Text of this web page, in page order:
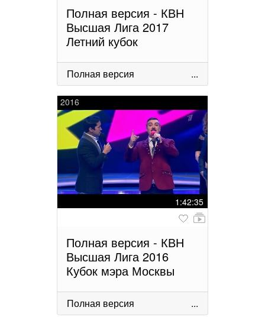
Полная версия - КВН
Высшая Лига 2017
Летний кубок
Полная версия ...
2016
1:42:35
Полная версия - КВН
Высшая Лига 2016
Кубок мэра Москвы
Полная версия ...